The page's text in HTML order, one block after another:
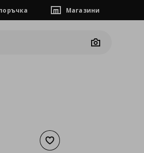
Магазини
Camera
Добави към списъка с